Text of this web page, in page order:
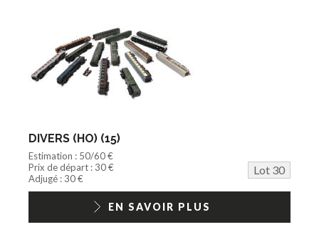
DIVERS (HO) (15)
Estimation : 50/60 €
Prix de départ : 30 €
Lot 30
Adjugé : 30 €
EN SAVOIR PLUS